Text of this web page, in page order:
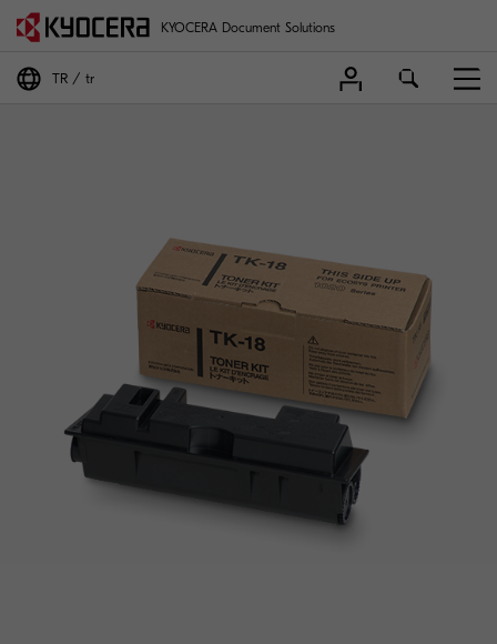
KYOCERA Document Solutions
TR tr